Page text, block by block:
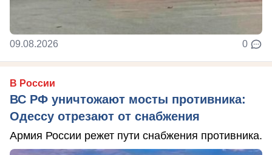
09.08.2026 0
В России
ВС РФ уничтожают мосты противника:
Одессу отрезают от снабжения
Армия России режет пути снабжения противника.